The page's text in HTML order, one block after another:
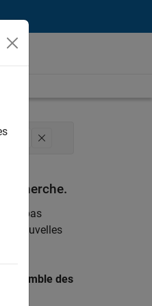
recherche.
pas
nouvelles
des